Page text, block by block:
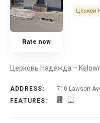
Rate now
Церкви
Церковь Надежда –
ADDRESS:
710 Lawson
FEATURES: